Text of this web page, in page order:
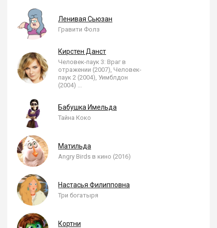
Ленивая Сьюзан
Гравити Фолз
Кирстен Данст
Человек-паук 3: Враг в
отражении (2007), Человек-
паук 2 (2004), Уимблдон
(2004) ...
Бабушка Имельда
Тайна Коко
Матильда
Angry Birds в кино (2016)
Настасья Филипповна
Три богатыря
Кортни